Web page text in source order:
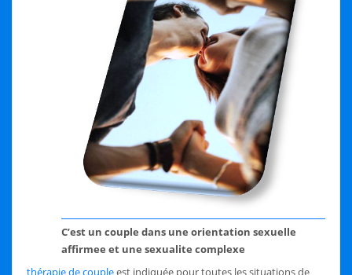
C’est un couple dans une orientation sexuelle
affirmee et une sexualite complexe
thérapie de coupleest indiquée pour toutes les situations de